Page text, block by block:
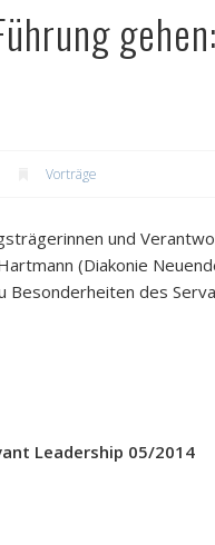
Vorträge
und
(Diakonie
Besonderheiten des
Leadership 05/2014